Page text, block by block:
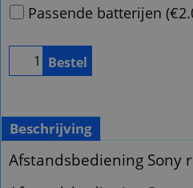
Passende batterijen (
Bestel
Beschrijving
Afstandsbediening Sony